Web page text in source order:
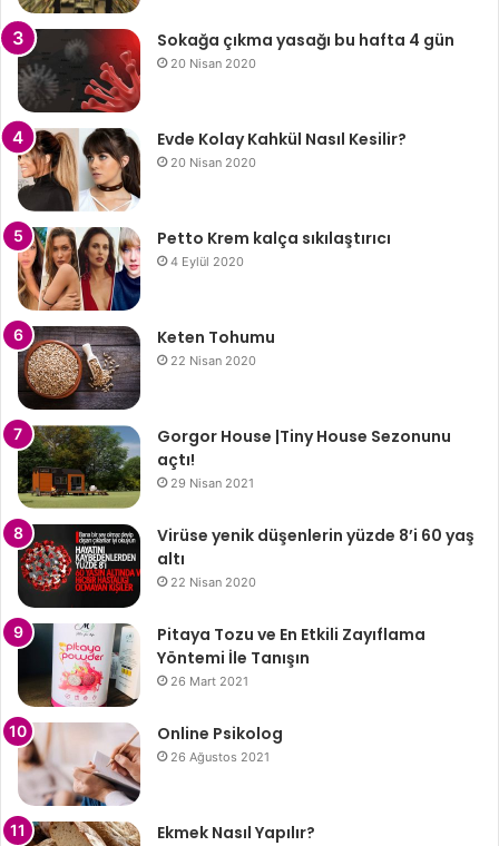
Sokağa çıkma yasağı bu hafta 4 gün
20 Nisan 2020
Evde Kolay Kahkül Nasıl Kesilir?
20 Nisan 2020
Petto Krem kalça sıkılaştırıcı
4 Eylül 2020
Keten Tohumu
22 Nisan 2020
Gorgor House |Tiny House Sezonunu
açtı!
29 Nisan 2021
Virüse yenik düşenlerin yüzde 8’i 60 yaş
altı
22 Nisan 2020
Pitaya Tozu ve En Etkili Zayıflama
Yöntemi İle Tanışın
26 Mart 2021
Online Psikolog
26 Ağustos 2021
Ekmek Nasıl Yapılır?